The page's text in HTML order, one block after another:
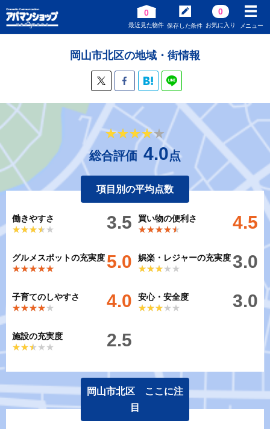
0
最近見た物件 保存した条件
0
お気に入り メニュー
岡山市北区の地域・街情報
★★★★★
★★★★★
総合評価 4.0点
項目別の平均点数
働きやすさ
★★★★★
★★★★★ 3.5
買い物の便利さ
★★★★★
★★★★★ 4.5
グルメスポットの充実度
★★★★★
★★★★★ 5.0
娯楽・レジャーの充実度
★★★★★
★★★★★ 3.0
子育てのしやすさ
★★★★★
★★★★★ 4.0
安心・安全度
★★★★★
★★★★★ 3.0
施設の充実度
★★★★★
★★★★★ 2.5
岡山市北区 ここに注
目